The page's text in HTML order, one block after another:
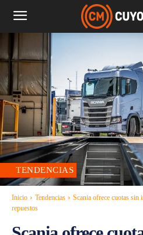
TENDENCIAS
Inicio Tendencias
Scania ofrece cuotas sin
repuestos